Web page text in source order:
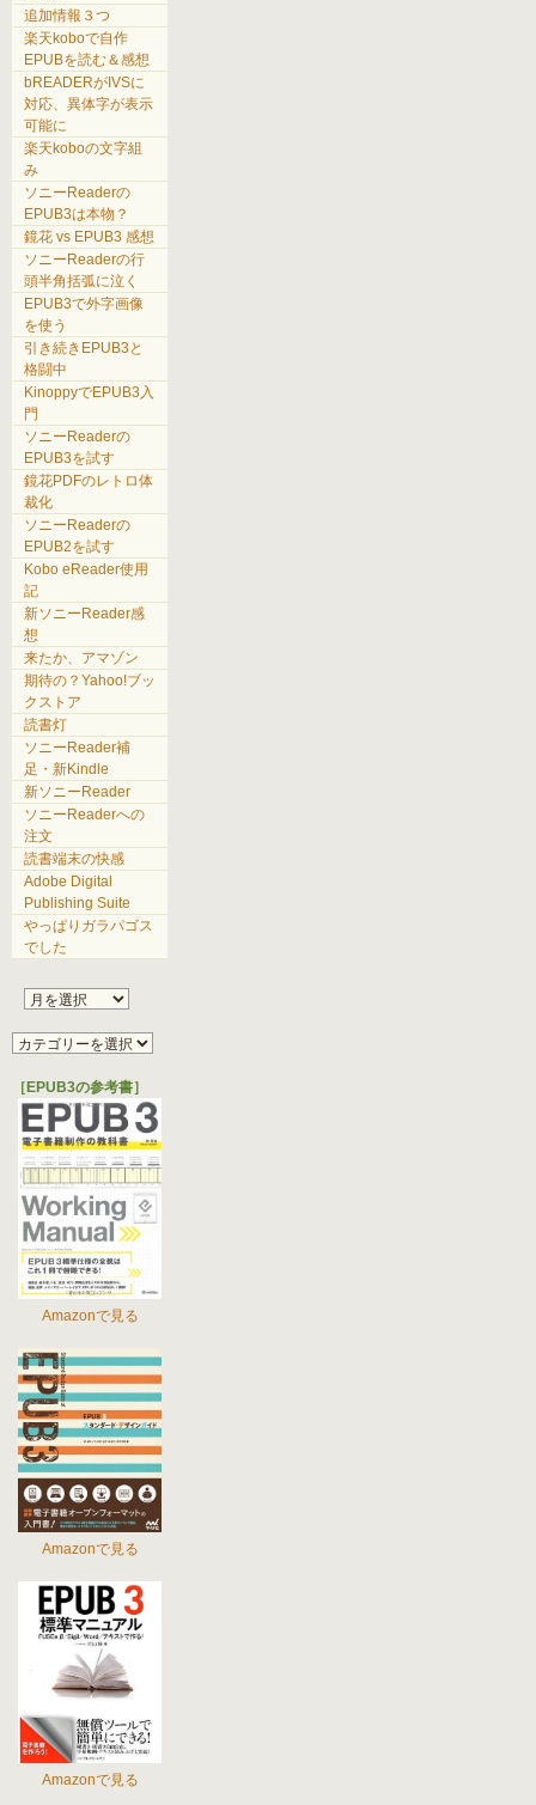
追加情報３つ
楽天koboで自作
EPUBを読む＆感想
bREADERがIVSに
対応、異体字が表示
可能に
楽天koboの文字組
み
ソニーReaderの
EPUB3は本物？
鏡花 vs EPUB3 感想
ソニーReaderの行
頭半角括弧に泣く
EPUB3で外字画像
を使う
引き続きEPUB3と
格闘中
KinoppyでEPUB3入
門
ソニーReaderの
EPUB3を試す
鏡花PDFのレトロ体
裁化
ソニーReaderの
EPUB2を試す
Kobo eReader使用
記
新ソニーReader感
想
来たか、アマゾン
期待の？Yahoo!ブッ
クストア
読書灯
ソニーReader補
足・新Kindle
新ソニーReader
ソニーReaderへの
注文
読書端末の快感
Adobe Digital
Publishing Suite
やっぱりガラパゴス
でした
［EPUB3の参考書］
Amazonで見る
Amazonで見る
Amazonで見る